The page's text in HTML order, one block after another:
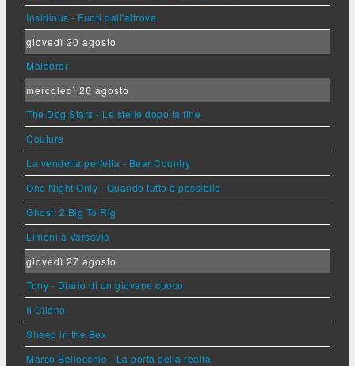
Insidious - Fuori dall'altrove
giovedì 20 agosto
Maldoror
mercoledì 26 agosto
The Dog Stars - Le stelle dopo la fine
Couture
La vendetta perfetta - Bear Country
One Night Only - Quando tutto è possibile
Ghost: 2 Big To Rig
Limoni a Varsavia
giovedì 27 agosto
Tony - Diario di un giovane cuoco
Il Cileno
Sheep in the Box
Marco Bellocchio - La porta della realtà